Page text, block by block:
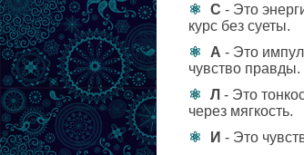
С - Это
курс без суеты.
А - Это
чувство правды.
Л - Это
через мягкость.
И - Это